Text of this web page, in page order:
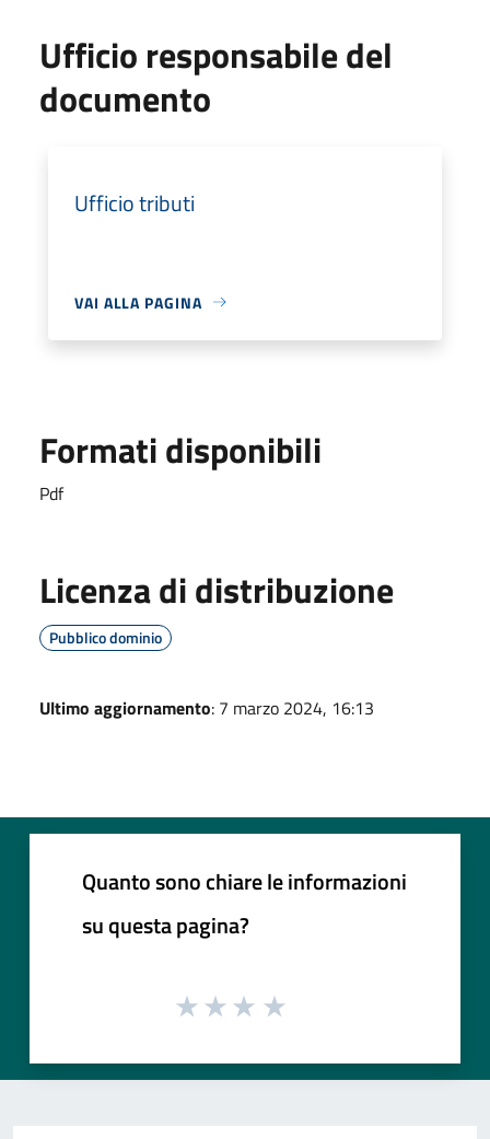
Ufficio responsabile del
documento
Ufficio tributi
VAI ALLA PAGINA
Formati disponibili
Pdf
Licenza di distribuzione
Pubblico dominio
Ultimo aggiornamento: 7 marzo 2024, 16:13
Quanto sono chiare le informazioni
su questa pagina?